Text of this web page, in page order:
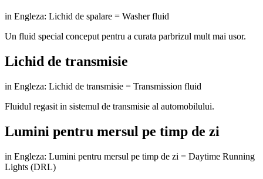
in Engleza: Lichid de spalare = Washer fluid
Un fluid special conceput pentru a curata parbrizul mult mai usor.
Lichid de transmisie
in Engleza: Lichid de transmisie = Transmission fluid
Fluidul regasit in sistemul de transmisie al automobilului.
Lumini pentru mersul pe timp de zi
in Engleza: Lumini pentru mersul pe timp de zi = Daytime Running
Lights (DRL)